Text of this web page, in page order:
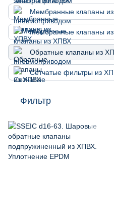
Мембранные клапаны
Мембранные клапаны
Обратные клапаны из
Сетчатые фильтры из
Фильтр